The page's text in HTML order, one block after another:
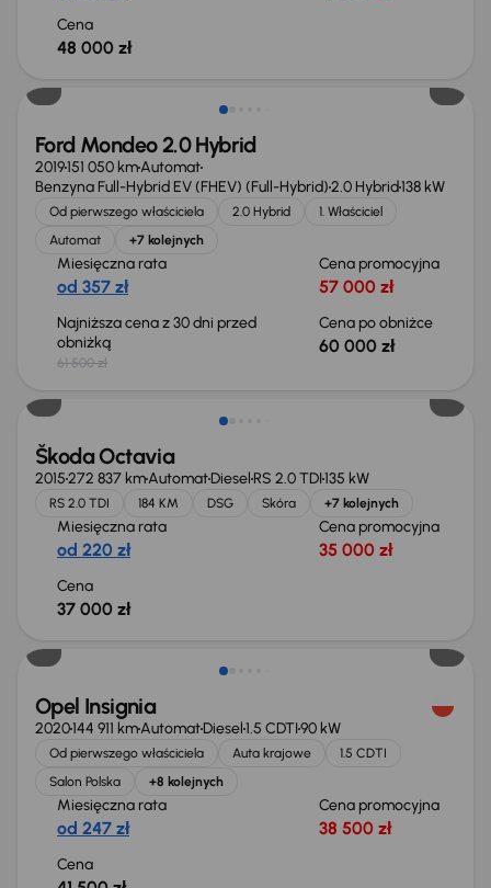
Cena
48 000 zł
Taniej o 1 500 zł
Ford Mondeo 2.0 Hybrid
2019151 050 kmAutomat
Benzyna Full-Hybrid EV (FHEV) (Full-Hybrid)2.0 Hybrid138 kW
Od pierwszego właściciela 2.0 Hybrid
1. Właściciel
Automat
+7 kolejnych
Miesięczna rata
od 357 zł
Cena promocyjna
57 000 zł
Najniższa cena z 30 dni przed
obniżką
61 500 zł
Cena po obniżce
60 000 zł
Škoda Octavia
2015272 837 kmAutomatDiesel RS 2.0 TDI135 kW
RS 2.0 TDI 184 KM DSG Skóra +7 kolejnych
Miesięczna rata
od 220 zł
Cena promocyjna
35 000 zł
Cena
37 000 zł
Opel Insignia
2020144 911 kmAutomatDiesel1.5 CDTI90 kW
Od pierwszego właściciela Auta krajowe
1.5 CDTI
Salon Polska
+8 kolejnych
Miesięczna rata
od 247 zł
Cena promocyjna
38 500 zł
Cena